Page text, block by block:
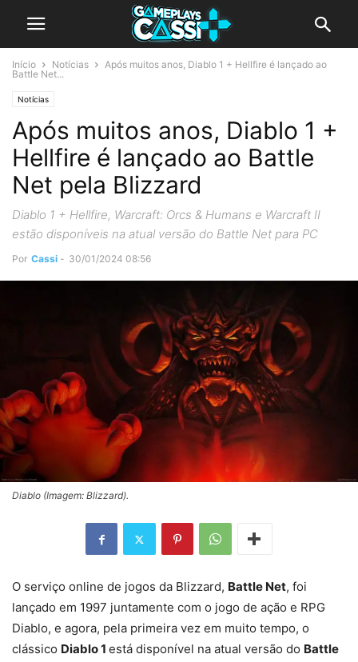
Início Notícias
Após muitos anos, Diablo 1 + Hellfire é lançado ao
Battle Net...
Notícias
Após muitos anos, Diablo 1 +
Hellfire é lançado ao Battle
Net pela Blizzard
Diablo 1 + Hellfire, Warcraft: Orcs & Humans e Warcraft II
estão disponíveis na atual versão do Battle Net para PC
Por Cassi - 30/01/2024 08:56
Diablo (Imagem: Blizzard).
O serviço online de jogos da Blizzard, Battle Net, foi
lançado em 1997 juntamente com o jogo de ação e RPG
Diablo, e agora, pela primeira vez em muito tempo, o
clássico Diablo 1 está disponível na atual versão do Battle